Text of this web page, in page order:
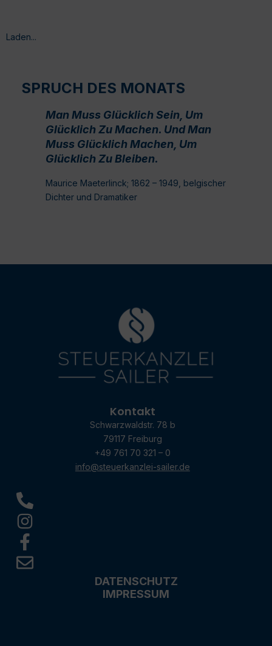
Laden...
SPRUCH DES MONATS
Man Muss Glücklich Sein, Um
Glücklich Zu Machen. Und Man
Muss Glücklich Machen, Um
Glücklich Zu Bleiben.
Maurice Maeterlinck; 1862 – 1949, belgischer
Dichter und Dramatiker
Kontakt
Schwarzwaldstr. 78 b
79117 Freiburg
+49 761 70 321 – 0
info@steuerkanzlei-sailer.de
DATENSCHUTZ
IMPRESSUM